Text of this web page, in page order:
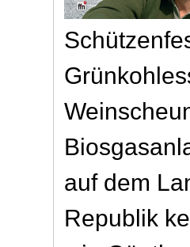
auf dem
Republik